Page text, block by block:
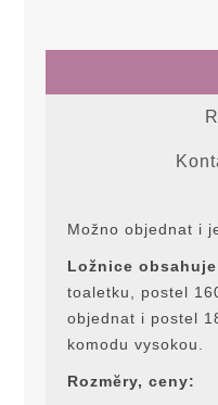
Možno objednat i
Ložnice
toaletku, postel
objednat i postel
komodu vysokou.
Rozmĕry, ceny: